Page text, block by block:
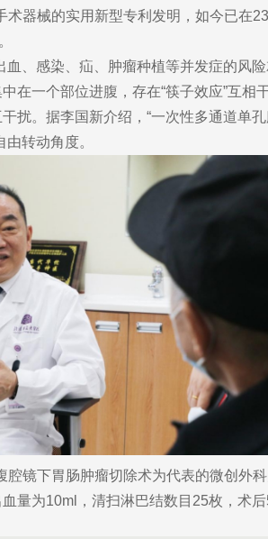
器械的实用新型专利发明，如今已在
、感染、疝、肿瘤种植等并发症的风
一个部位进腹，存在“筷子效应”互相
。据李国新介绍，“一次性多通道单
转动角度。
镜下胃肠肿瘤切除术为代表的微创外
量为10ml，清扫淋巴结数目25枚，术后